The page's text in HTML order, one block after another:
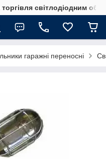
свiтлодiодним
гаражні переносні